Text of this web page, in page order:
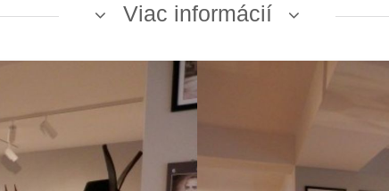
Viac informácií